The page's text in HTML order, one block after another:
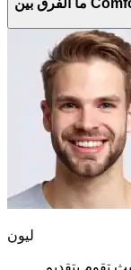
ليون
تقوم بتقديم